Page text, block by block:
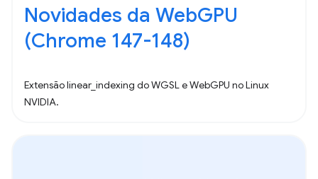
Novidades da WebGPU
(Chrome 147-148)
Extensão linear_indexing do WGSL e WebGPU no Linux
NVIDIA.